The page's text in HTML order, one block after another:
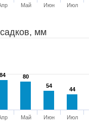
Май Июн Июл
мм
84
84 80
80
54
54
44
44
Май Июн Июл